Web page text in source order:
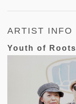
ARTIST INFO
Youth of Roots